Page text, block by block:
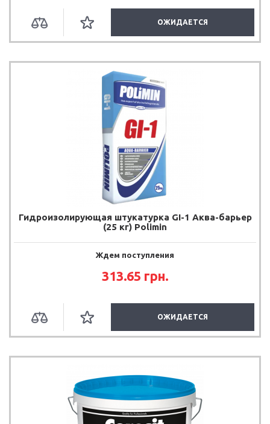
ОЖИДАЕТСЯ
Гидроизолирующая штукатурка GI-1 Аква-барьер
(25 кг) Polimin
Ждем поступления
313.65 грн.
ОЖИДАЕТСЯ